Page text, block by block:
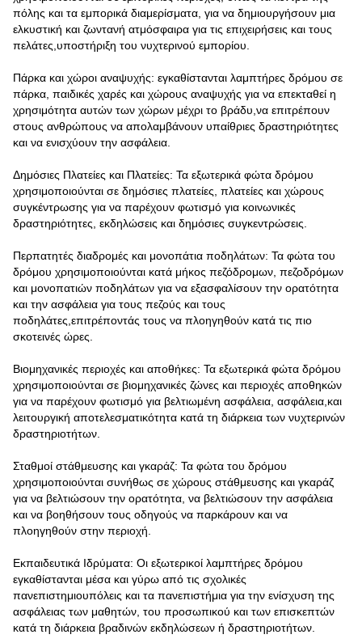
πόλης και τα εμπορικά διαμερίσματα, για να δημιουργήσουν μια
ελκυστική και ζωντανή ατμόσφαιρα για τις επιχειρήσεις και τους
πελάτες,υποστήριξη του νυχτερινού εμπορίου.
Πάρκα και χώροι αναψυχής: εγκαθίστανται λαμπτήρες δρόμου σε
πάρκα, παιδικές χαρές και χώρους αναψυχής για να επεκταθεί η
χρησιμότητα αυτών των χώρων μέχρι το βράδυ,να επιτρέπουν
στους ανθρώπους να απολαμβάνουν υπαίθριες δραστηριότητες
και να ενισχύουν την ασφάλεια.
Δημόσιες Πλατείες και Πλατείες: Τα εξωτερικά φώτα δρόμου
χρησιμοποιούνται σε δημόσιες πλατείες, πλατείες και χώρους
συγκέντρωσης για να παρέχουν φωτισμό για κοινωνικές
δραστηριότητες, εκδηλώσεις και δημόσιες συγκεντρώσεις.
Περπατητές διαδρομές και μονοπάτια ποδηλάτων: Τα φώτα του
δρόμου χρησιμοποιούνται κατά μήκος πεζόδρομων, πεζοδρόμων
και μονοπατιών ποδηλάτων για να εξασφαλίσουν την ορατότητα
και την ασφάλεια για τους πεζούς και τους
ποδηλάτες,επιτρέποντάς τους να πλοηγηθούν κατά τις πιο
σκοτεινές ώρες.
Βιομηχανικές περιοχές και αποθήκες: Τα εξωτερικά φώτα δρόμου
χρησιμοποιούνται σε βιομηχανικές ζώνες και περιοχές αποθηκών
για να παρέχουν φωτισμό για βελτιωμένη ασφάλεια, ασφάλεια,και
λειτουργική αποτελεσματικότητα κατά τη διάρκεια των νυχτερινών
δραστηριοτήτων.
Σταθμοί στάθμευσης και γκαράζ: Τα φώτα του δρόμου
χρησιμοποιούνται συνήθως σε χώρους στάθμευσης και γκαράζ
για να βελτιώσουν την ορατότητα, να βελτιώσουν την ασφάλεια
και να βοηθήσουν τους οδηγούς να παρκάρουν και να
πλοηγηθούν στην περιοχή.
Εκπαιδευτικά Ιδρύματα: Οι εξωτερικοί λαμπτήρες δρόμου
εγκαθίστανται μέσα και γύρω από τις σχολικές
πανεπιστημιουπόλεις και τα πανεπιστήμια για την ενίσχυση της
ασφάλειας των μαθητών, του προσωπικού και των επισκεπτών
κατά τη διάρκεια βραδινών εκδηλώσεων ή δραστηριοτήτων.